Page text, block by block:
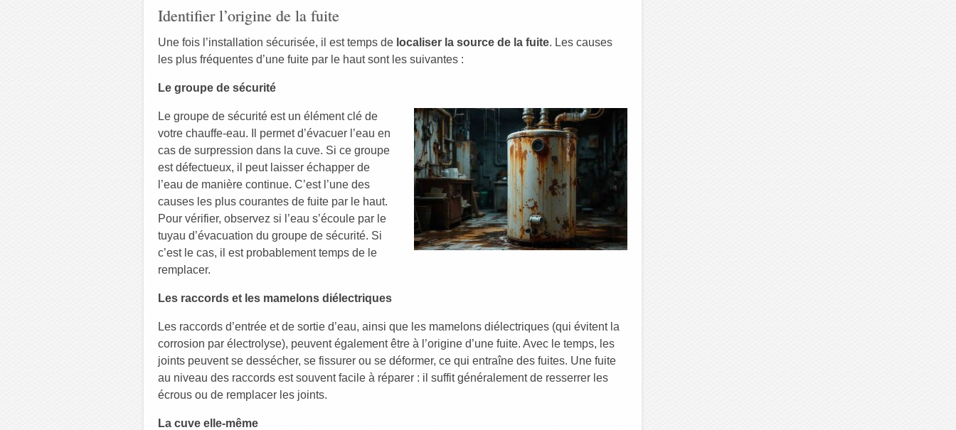
Identifier l’origine de la fuite
Une fois l’installation sécurisée, il est temps de localiser la source de la fuite. Les causes
les plus fréquentes d’une fuite par le haut sont les suivantes :
Le groupe de sécurité
Le groupe de sécurité est un élément clé de
votre chauffe-eau. Il permet d’évacuer l’eau en
cas de surpression dans la cuve. Si ce groupe
est défectueux, il peut laisser échapper de
l’eau de manière continue. C’est l’une des
causes les plus courantes de fuite par le haut.
Pour vérifier, observez si l’eau s’écoule par le
tuyau d’évacuation du groupe de sécurité. Si
c’est le cas, il est probablement temps de le
remplacer.
Les raccords et les mamelons diélectriques
Les raccords d’entrée et de sortie d’eau, ainsi que les mamelons diélectriques (qui évitent la
corrosion par électrolyse), peuvent également être à l’origine d’une fuite. Avec le temps, les
joints peuvent se dessécher, se fissurer ou se déformer, ce qui entraîne des fuites. Une fuite
au niveau des raccords est souvent facile à réparer : il suffit généralement de resserrer les
écrous ou de remplacer les joints.
La cuve elle-même